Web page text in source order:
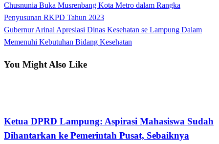
Navigasi
pos
Previous
Post
Chusnunia Buka Musrenbang Kota Metro dalam Rangka
Penyusunan RKPD Tahun 2023
Next
Post
Gubernur Arinal Apresiasi Dinas Kesehatan se Lampung Dalam
Memenuhi Kebutuhan Bidang Kesehatan
You Might Also Like
Ketua DPRD Lampung: Aspirasi Mahasiswa Sudah
Dihantarkan ke Pemerintah Pusat, Sebaiknya